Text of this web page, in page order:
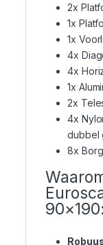
2x
1x
1x
4x
4x
1x
2x
4x
dubbel
8x
90×190: